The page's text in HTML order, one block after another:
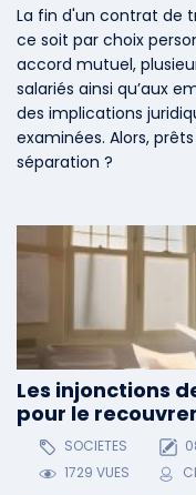
La fin d'un contrat de
ce soit par choix
accord mutuel,
salariés ainsi qu’aux
des implications
examinées. Alors,
séparation ?
Les injonctions
pour le
SOCIETES
1729 VUES